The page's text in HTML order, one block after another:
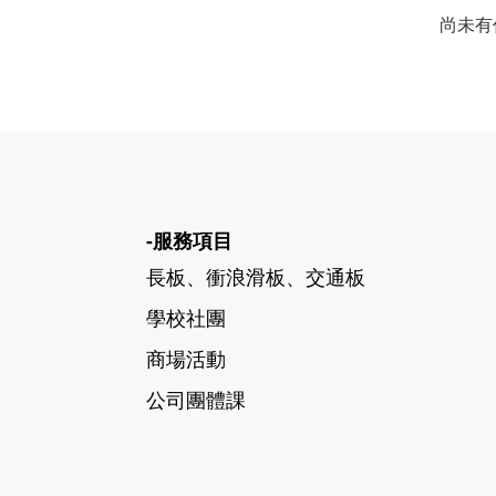
尚未
-服務項目
長板、衝浪滑板、交通板
學校社團
商場活動
公司團體課